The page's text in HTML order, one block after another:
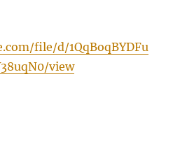
file/d/1QqBoqBYDFu
view